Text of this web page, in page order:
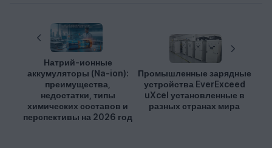
Натрий-ионные
аккумуляторы (Na-ion):
преимущества,
недостатки, типы
химических составов и
перспективы на 2026 год
Промышленные зарядные
устройства EverExceed
uXcel установленные в
разных странах мира